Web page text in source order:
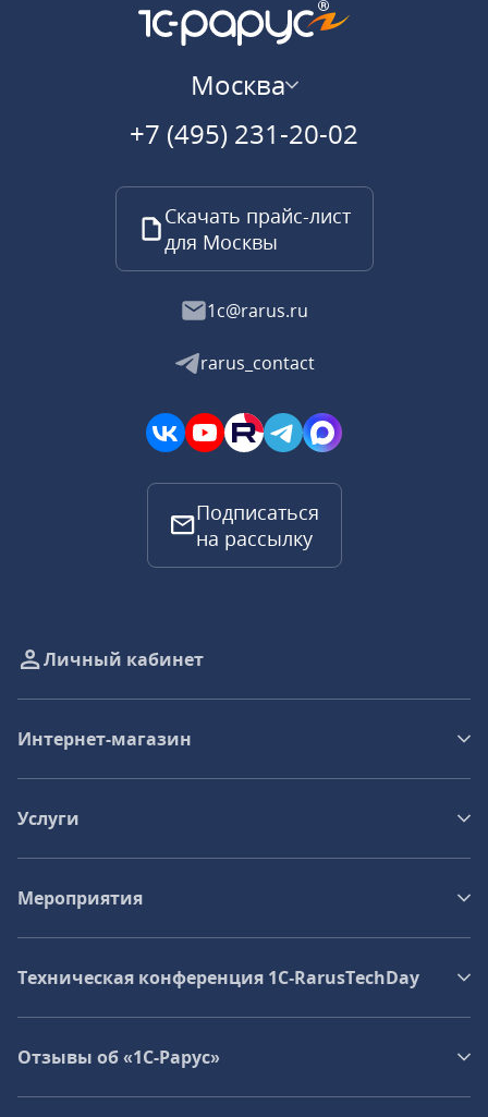
Москва
+7 (495) 231-20-02
Скачать прайс-лист
для Москвы
1c@rarus.ru
rarus_contact
Подписаться
на рассылку
Личный кабинет
Интернет-магазин
Услуги
Мероприятия
Техническая конференция 1C‑RarusTechDay
Отзывы об «1С-Рарус»